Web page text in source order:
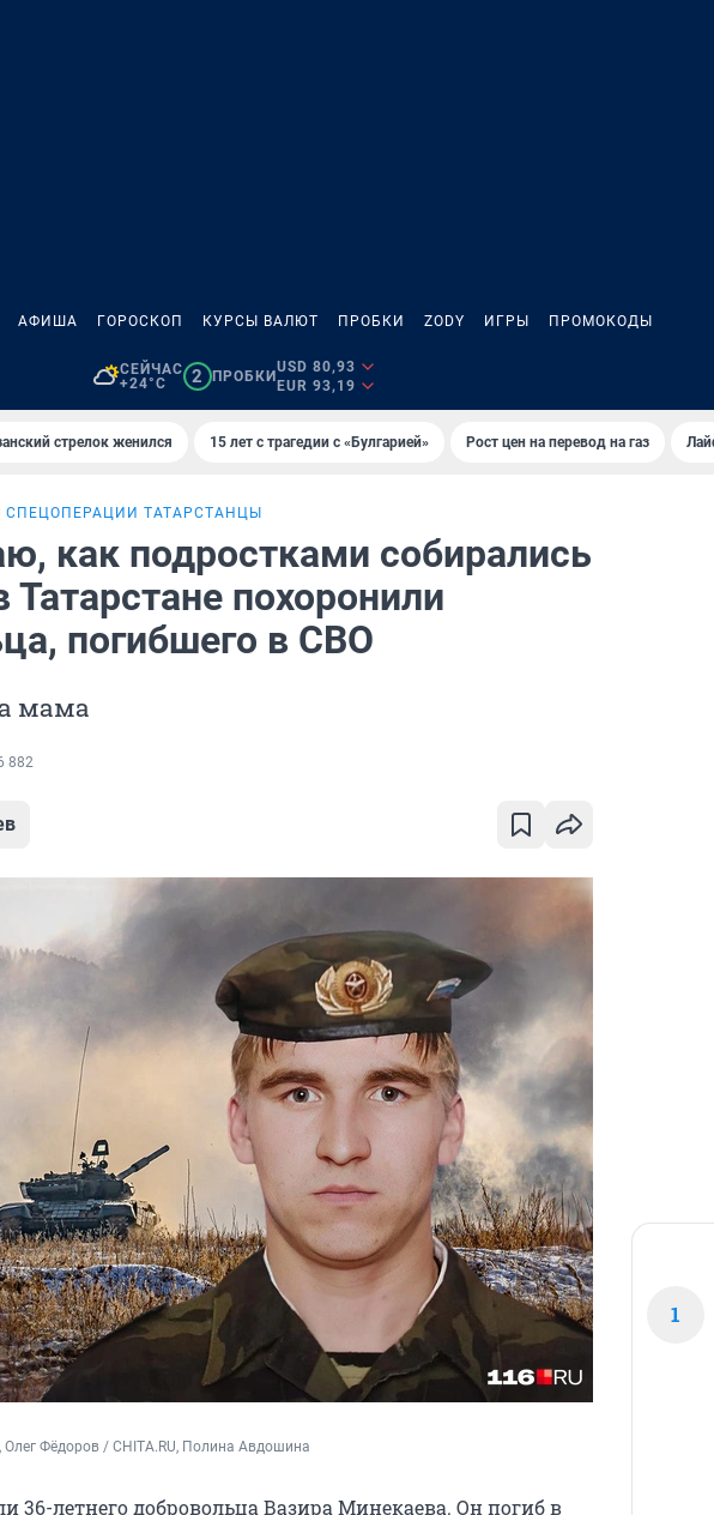
АФИША ГОРОСКОП КУРСЫ ВАЛЮТ ПРОБКИ ZODY ИГРЫ ПРОМОКОДЫ
СЕЙЧАС
+24°C
2 ПРОБКИ
USD 80,93
EUR 93,19
стрелок женился 15 лет с трагедии с «Булгарией» Рост цен на перевод на газ
СПЕЦОПЕРАЦИИ ТАТАРСТАНЦЫ
как подростками собирались
Татарстане похоронили
погибшего в СВО
мама
882
Фёдоров / CHITA.RU, Полина Авдошина
36-летнего добровольца Вазира Минекаева. Он погиб в
1